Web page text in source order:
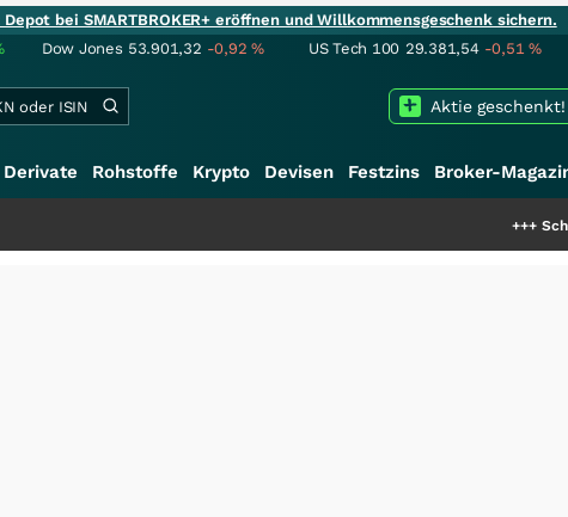
bei SMARTBROKER+ eröffnen und Willkommensgeschenk sichern.
Dow Jones 53.901,32 -0,92% US Tech 100 29.381,54 -0,51%
Aktie geschenkt!
Derivate Rohstoffe Krypto Devisen Festzins Broker-